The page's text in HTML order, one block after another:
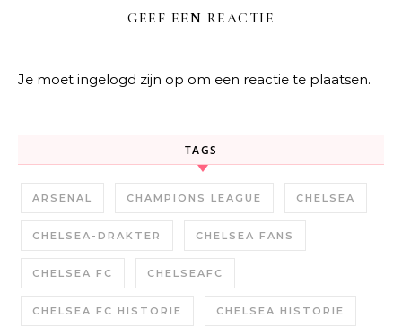
GEEF EEN REACTIE
Je moet ingelogd zijn op om een reactie te plaatsen.
TAGS
ARSENAL CHAMPIONS LEAGUE CHELSEA
CHELSEA-DRAKTER CHELSEA FANS
CHELSEA FC CHELSEAFC
CHELSEA FC HISTORIE CHELSEA HISTORIE